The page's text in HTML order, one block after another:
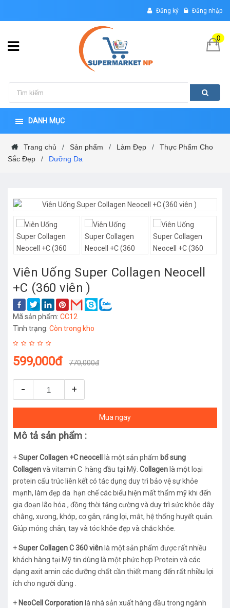
Đăng ký Đăng nhập
0
DANH MỤC
Trang chủ / Sản phẩm / Làm Đẹp /
Thực Phẩm Cho
Sắc Đẹp
/ Dưỡng Da
Viên Uống Super Collagen Neocell
+C (360 viên )
Mã sản phẩm: CC12
Tình trạng: Còn trong kho
599,000đ 770,000đ
- +
Mua ngay
Mô tả sản phẩm :
+Super Collagen +Cneocell là một sản phẩm bổ sung
Collagenvà vitamin C hàng đầu tại Mỹ. Collagen là một loại
protein cấu trúc liên kết có tác dụng duy trì bảo vệ sự khỏe
mạnh, làm đẹp da hạn chế các biểu hiện mất thẩm mỹ khi đến
gia đoạn lão hóa , đồng thời tăng cường và duy trì sức khỏe dây
chằng, xương, khớp, cơ gân, răng lợi, mắt, hệ thống huyết quản.
Giúp móng chân, tay và tóc khỏe đẹp và chắc khỏe.
+Super Collagen C 360 viên là một sản phẩm được rất nhiều
khách hàng tại Mỹ tin dùng là một phức hợp Protein và các
dạng axit amin các dưỡng chất cần thiết mang đến rất nhiều lợi
ích cho người dùng .
+ NeoCell Corporation là nhà sản xuất hàng đầu trong ngành